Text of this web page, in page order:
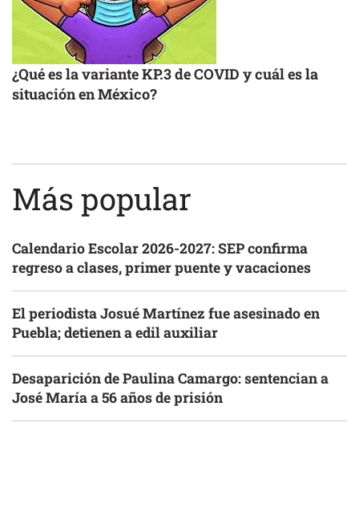
¿Qué es la variante KP.3 de COVID y cuál es la
situación en México?
Más popular
Calendario Escolar 2026-2027: SEP confirma
regreso a clases, primer puente y vacaciones
El periodista Josué Martínez fue asesinado en
Puebla; detienen a edil auxiliar
Desaparición de Paulina Camargo: sentencian a
José María a 56 años de prisión